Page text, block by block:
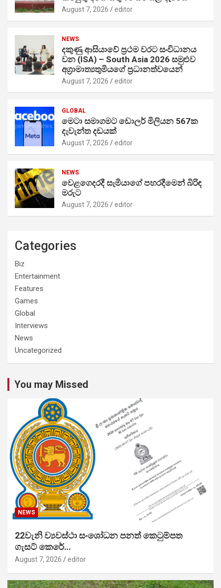
August 7, 2026 editor
NEWS
දකුණු ආසියාවේ ප්‍රථම වරට සංවිධානය
වන (ISA) – South Asia 2026 සමුළුව
අග්‍රාමාත්‍යතුමියගේ ප්‍රධානත්වයෙන්
August 7, 2026 editor
GLOBAL
මෙටා සමාගමට ඩොලර් මිලියන 567ක
දැවැන්ත දඩයක්
August 7, 2026 editor
NEWS
වෙළගෙදරදී සැමියාගේ පහරදීමෙන් බිරිඳ
මරුට
August 7, 2026 editor
Categories
Biz
Entertainment
Features
Games
Global
Interviews
News
Uncategorized
You may Missed
NEWS
22වැනි ව්‍යවස්ථා සංශෝධන පනත් කෙටුම්පත
ගැසට් කෙරේ…
August 7, 2026 editor